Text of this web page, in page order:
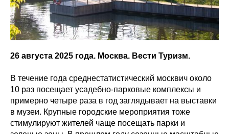
26 августа 2025 года. Москва. Вести Туризм.
В течение года среднестатистический москвич около
10 раз посещает усадебно-парковые комплексы и
примерно четыре раза в год заглядывает на выставки
в музеи. Крупные городские мероприятия тоже
стимулируют жителей чаще посещать парки и